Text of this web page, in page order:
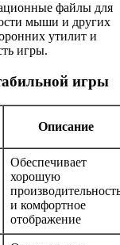
файлы для
мыши и других
утилит и
игры.
игры
Описание
Обеспечивает
хорошую
и комфортное
отображение